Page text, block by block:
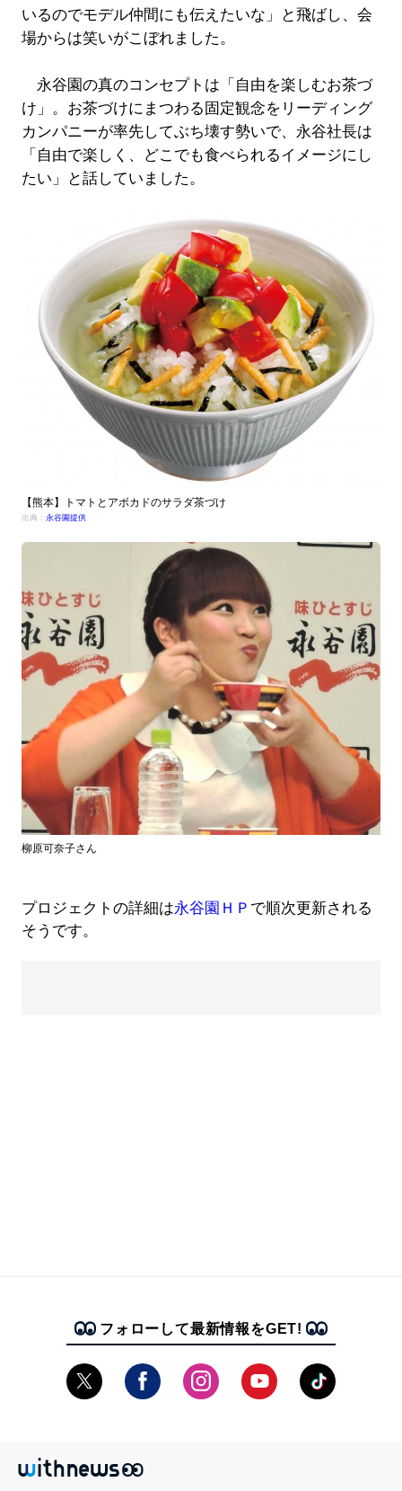
いるのでモデル仲間にも伝えたいな」と飛ばし、会
場からは笑いがこぼれました。
永谷園の真のコンセプトは「自由を楽しむお茶づ
け」。お茶づけにまつわる固定観念をリーディング
カンパニーが率先してぶち壊す勢いで、永谷社長は
「自由で楽しく、どこでも食べられるイメージにし
たい」と話していました。
【熊本】トマトとアボカドのサラダ茶づけ
出典： 永谷園提供
柳原可奈子さん
プロジェクトの詳細は永谷園ＨＰ で順次更新される
そうです。
フォローして最新情報をGET!